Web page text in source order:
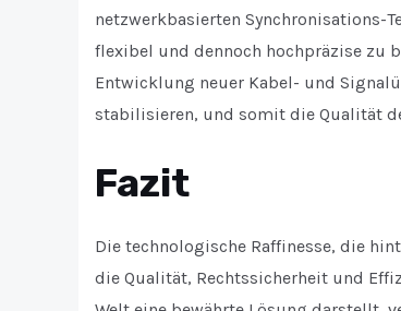
netzwerkbasierten Synchronisations-
flexibel und dennoch hochpräzise zu
Entwicklung neuer Kabel- und
stabilisieren, und somit die Qualität
Fazit
Die technologische Raffinesse, die
die Qualität, Rechtssicherheit und